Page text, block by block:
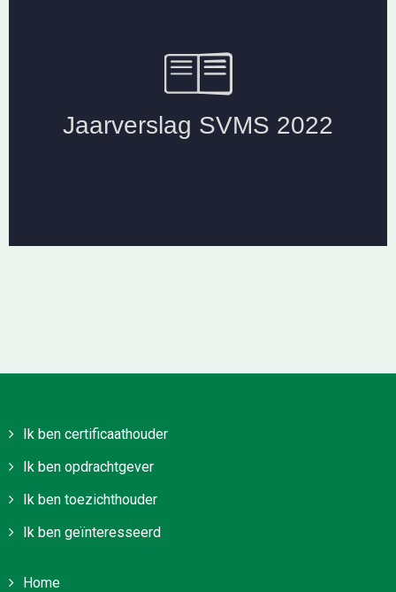
Ik ben certificaathouder
Ik ben opdrachtgever
Ik ben toezichthouder
Ik ben geïnteresseerd
Home